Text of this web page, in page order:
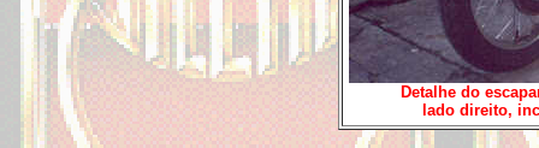
Detalhe do
lado direito,